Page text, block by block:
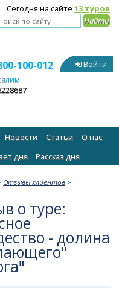
Сегодня на сайте 13 туров
100-012 Войти
Новости Статьи
О нас
дня Рассказ дня
Отзывы клиентов >
о туре:
- долина